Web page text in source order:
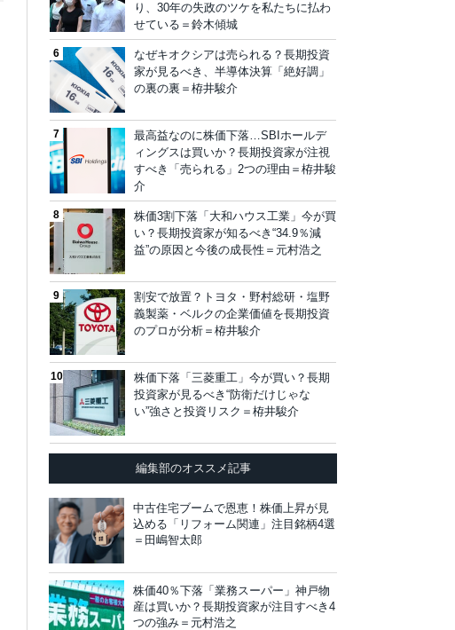
り、30年の失政のツケを私たちに払わ
せている＝鈴木傾城
なぜキオクシアは売られる？長期投資
家が見るべき、半導体決算「絶好調」
の裏の裏＝栫井駿介
最高益なのに株価下落…SBIホールデ
ィングスは買いか？長期投資家が注視
すべき「売られる」2つの理由＝栫井駿
介
株価3割下落「大和ハウス工業」今が買
い？長期投資家が知るべき“34.9％減
益”の原因と今後の成長性＝元村浩之
割安で放置？トヨタ・野村総研・塩野
義製薬・ベルクの企業価値を長期投資
のプロが分析＝栫井駿介
株価下落「三菱重工」今が買い？長期
投資家が見るべき“防衛だけじゃな
い”強さと投資リスク＝栫井駿介
編集部のオススメ記事
中古住宅ブームで恩恵！株価上昇が見
込める「リフォーム関連」注目銘柄4選
＝田嶋智太郎
株価40％下落「業務スーパー」神戸物
産は買いか？長期投資家が注目すべき4
つの強み＝元村浩之